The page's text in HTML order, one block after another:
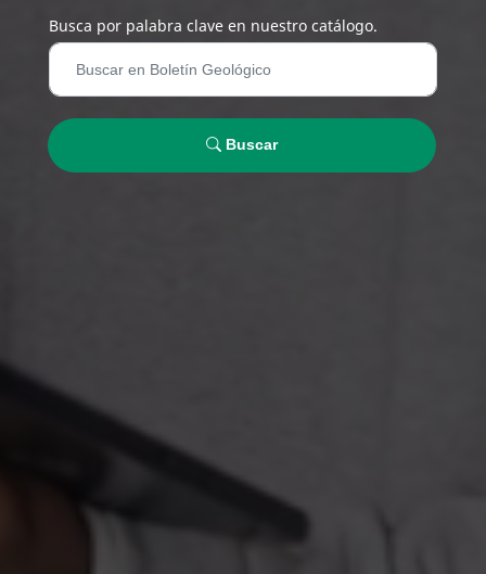
Busca por palabra clave en nuestro catálogo.
Buscar